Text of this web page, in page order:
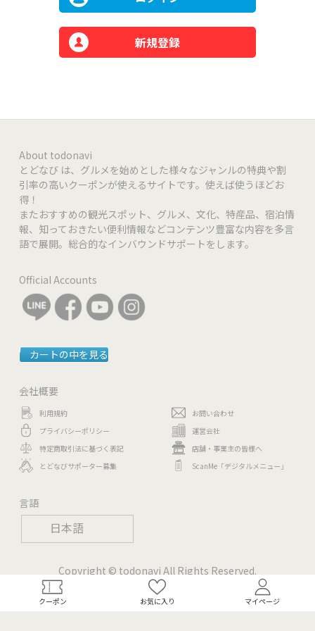
日本語
クーポン お気に入り マイページ
新規登録
About todonavi
とどなび は、グルメを始めとした様々なジャンルの特典や割
引率の高いクーポンが使えるサイトです。使えば使うほどお
得！
またおすすめの観光スポット、グルメ、文化、特産品、宿泊情
報、知っておきたい便利情報などコンテンツ豊富な内容を多言
語で展開。総合的なインバウンドサポートをします。
Official Accounts
カートの中を見る
会社概要
利用規約
プライバシーポリシー
特定商取引法に基づく表記
とどなびサポーター募集
お問い合わせ
運営会社
店舗・事業主の皆様へ
ScanMe「デジタルメニュー」
言語
Copyright © todonavi All Rights Reserved.